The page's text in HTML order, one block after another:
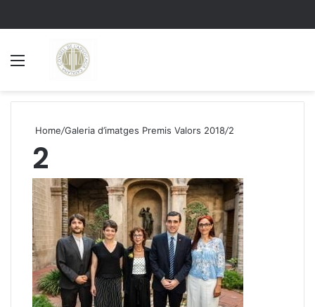
Home/Galeria d’imatges Premis Valors 2018/2
2